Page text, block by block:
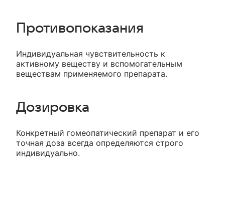
Противопоказания
Индивидуальная чувствительность к
активному веществу и вспомогательным
веществам применяемого препарата.
Дозировка
Конкретный гомеопатический препарат и его
точная доза всегда определяются строго
индивидуально.